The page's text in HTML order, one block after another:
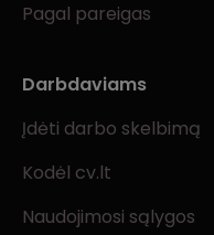
Pagal pareigas
Darbdaviams
Įdėti darbo skelbimą
Kodėl cv.lt
Naudojimosi sąlygos